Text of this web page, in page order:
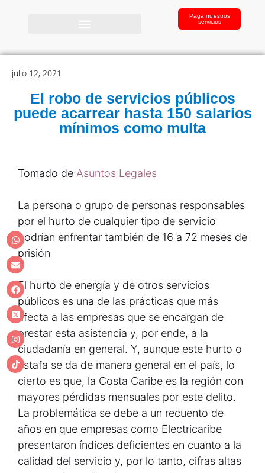
Paga nuestros
servicios
julio 12, 2021
El robo de servicios públicos
puede acarrear hasta 150 salarios
mínimos como multa
Tomado de Asuntos Legales
La persona o grupo de personas responsables
por el hurto de cualquier tipo de servicio
podrían enfrentar también de 16 a 72 meses de
prisión
El hurto de energía y de otros servicios
públicos es una de las prácticas que más
afecta a las empresas que se encargan de
prestar esta asistencia y, por ende, a la
ciudadanía en general. Y, aunque este hurto o
estafa se da de manera general en el país, lo
cierto es que, la Costa Caribe es la región con
mayores pérdidas mensuales por este delito.
La problemática se debe a un recuento de
años en que empresas como Electricaribe
presentaron índices deficientes en cuanto a la
calidad del servicio y, por lo tanto, cifras altas